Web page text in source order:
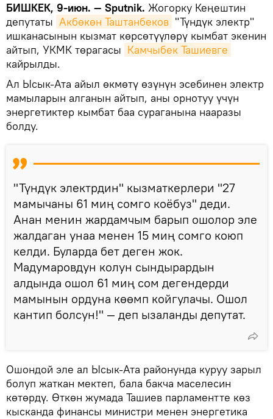
БИШКЕК, 9-июн. — Sputnik. Жогорку Кеңештин
депутаты Акбөкөн Таштанбеков "Түндүк электр"
ишканасынын кызмат көрсөтүүлөрү кымбат экенин
айтып, УКМК төрагасы Камчыбек Ташиевге
кайрылды.
Ал Ысык-Ата айыл өкмөтү өзүнүн эсебинен электр
мамыларын алганын айтып, аны орнотуу үчүн
энергетиктер кымбат баа сураганына нааразы
болду.
"Түндүк электрдин" кызматкерлери "27
мамычаны 61 миң сомго коёбуз" деди.
Анан менин жардамчым барып ошолор эле
жалдаган унаа менен 15 миң сомго коюп
келди. Буларда бет деген жок.
Мадумаровдун колун сындырардын
алдында ошол 61 миң сом дегендерди
мамынын ордуна көөмп койгулачы. Ошол
кантип болсун!" — деп ызаланды депутат.
Ошондой эле ал Ысык-Ата районунда куруу зарыл
болуп жаткан мектеп, бала бакча маселесин
көтөрдү. Өткөн жумада Ташиев парламентте көз
кысканда финансы министри менен энергетика